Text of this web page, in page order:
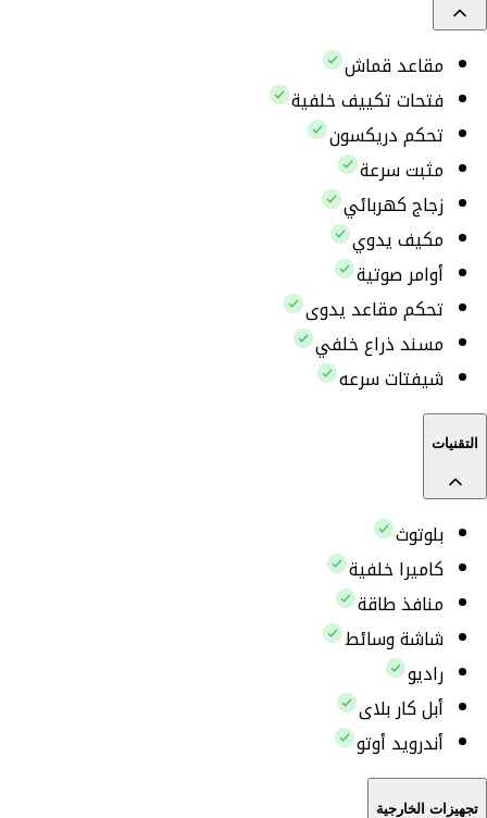
مقاعد قماش
فتحات تكييف خلفية
تحكم دريكسون
مثبت سرعة
زجاج كهربائي
مكيف يدوي
أوامر صوتية
تحكم مقاعد يدوى
مسند ذراع خلفي
شيفتات سرعه
التقنيات
بلوتوث
كاميرا خلفية
منافذ طاقة
شاشة وسائط
راديو
أبل كار بلاى
أندرويد أوتو
تجهيزات الخارجية